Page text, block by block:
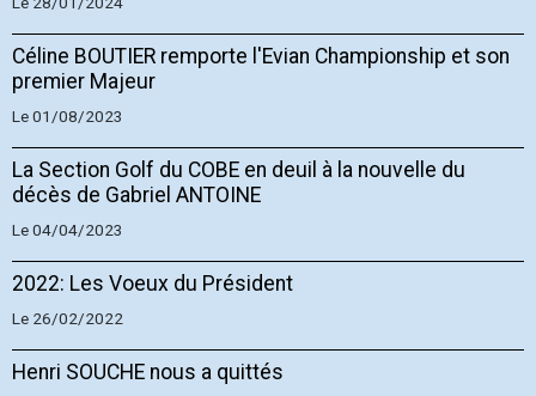
Céline BOUTIER remporte l'Evian Championship et son
premier Majeur
Le 01/08/2023
La Section Golf du COBE en deuil à la nouvelle du
décès de Gabriel ANTOINE
Le 04/04/2023
2022: Les Voeux du Président
Le 26/02/2022
Henri SOUCHE nous a quittés